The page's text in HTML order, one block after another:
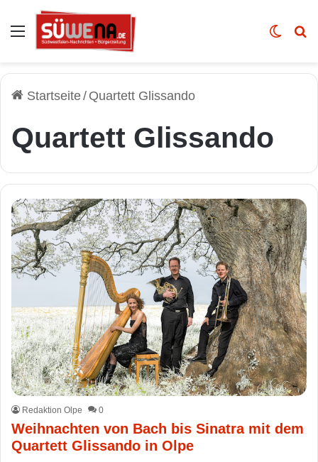
Auswahl Skin
Startseite/ Quartett Glissando
Quartett Glissando
Redaktion Olpe 0
Weihnachten von Bach bis Sinatra mit dem
Quartett Glissando in Olpe